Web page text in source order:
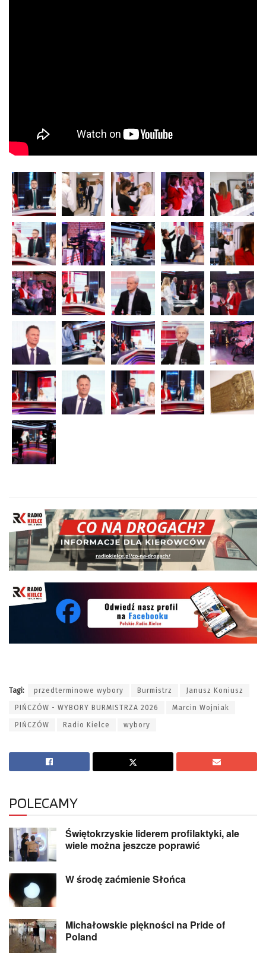
Tagi: przedterminowe wybory Burmistrz Janusz Koniusz
PIŃCZÓW - WYBORY BURMISTRZA 2026 Marcin Wojniak
PIŃCZÓW Radio Kielce wybory
POLECAMY
Świętokrzyskie liderem profilaktyki, ale
wiele można jeszcze poprawić
W środę zaćmienie Słońca
Michałowskie piękności na Pride of
Poland